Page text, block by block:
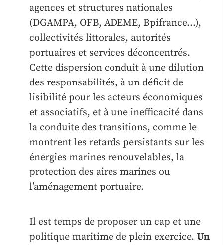
agences et structures nationales
(DGAMPA, OFB, ADEME, Bpifrance…),
collectivités littorales, autorités
portuaires et services déconcentrés.
Cette dispersion conduit à une dilution
des responsabilités, à un déficit de
lisibilité pour les acteurs économiques
et associatifs, et à une inefficacité dans
la conduite des transitions, comme le
montrent les retards persistants sur les
énergies marines renouvelables, la
protection des aires marines ou
l’aménagement portuaire.
Il est temps de proposer un cap et une
politique maritime de plein exercice. Un